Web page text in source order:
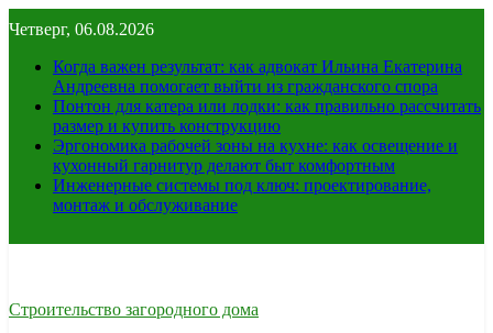
к
содержимому
Четверг, 06.08.2026
Когда важен результат: как адвокат Ильина Екатерина
Андреевна помогает выйти из гражданского спора
Понтон для катера или лодки: как правильно рассчитать
размер и купить конструкцию
Эргономика рабочей зоны на кухне: как освещение и
кухонный гарнитур делают быт комфортным
Инженерные системы под ключ: проектирование,
монтаж и обслуживание
Строительство загородного дома